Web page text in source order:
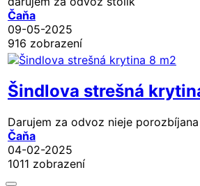
Čaňa
09-05-2025
916 zobrazení
Šindlova strešná
Darujem za odvoz nieje porozbíjana
Čaňa
04-02-2025
1011 zobrazení